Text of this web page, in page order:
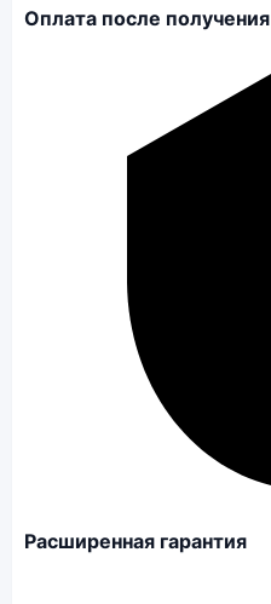
Оплата после получения
Расширенная гарантия